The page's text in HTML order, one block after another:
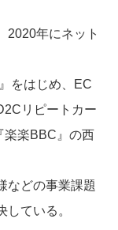
2020年にネット
をはじめ、EC
リピートカー
楽楽BBC』の西
などの事業課題
ている。